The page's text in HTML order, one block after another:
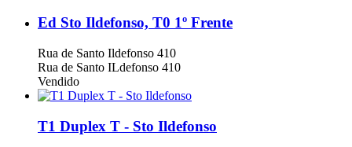
Ed Sto Ildefonso, T0 1º Frente
Rua de Santo Ildefonso 410
Rua de Santo ILdefonso 410
Vendido
T1 Duplex T - Sto Ildefonso